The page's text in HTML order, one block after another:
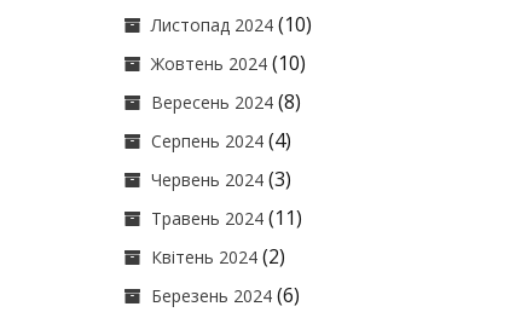
Листопад 2024 (10)
Жовтень 2024 (10)
Вересень 2024 (8)
Серпень 2024 (4)
Червень 2024 (3)
Травень 2024 (11)
Квітень 2024 (2)
Березень 2024 (6)